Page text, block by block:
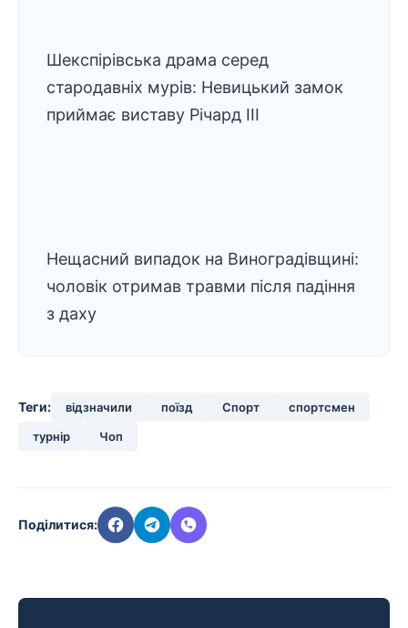
Шекспірівська драма серед
стародавніх мурів: Невицький замок
приймає виставу Річард ІІІ
Нещасний випадок на Виноградівщині:
чоловік отримав травми після падіння
з даху
Теги: відзначили поїзд Спорт
спортсмен
турнір
Чоп
Поділитися: